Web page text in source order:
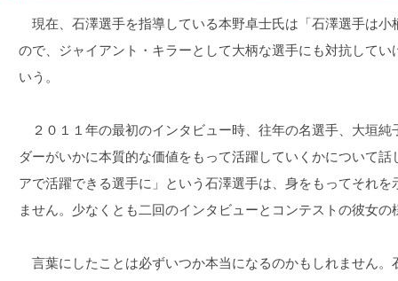
現在、石澤選手を指導している本野卓士氏は「石澤選手は小
ので、ジャイアント・キラーとして大柄な選手にも対抗して
いう。
２０１１年の最初のインタビュー時、往年の名選手、大垣純
ダーがいかに本質的な価値をもって活躍していくかについて
アで活躍できる選手に」という石澤選手は、身をもってそれ
ません。少なくとも二回のインタビューとコンテストの彼女
言葉にしたことは必ずいつか本当になるのかもしれません。